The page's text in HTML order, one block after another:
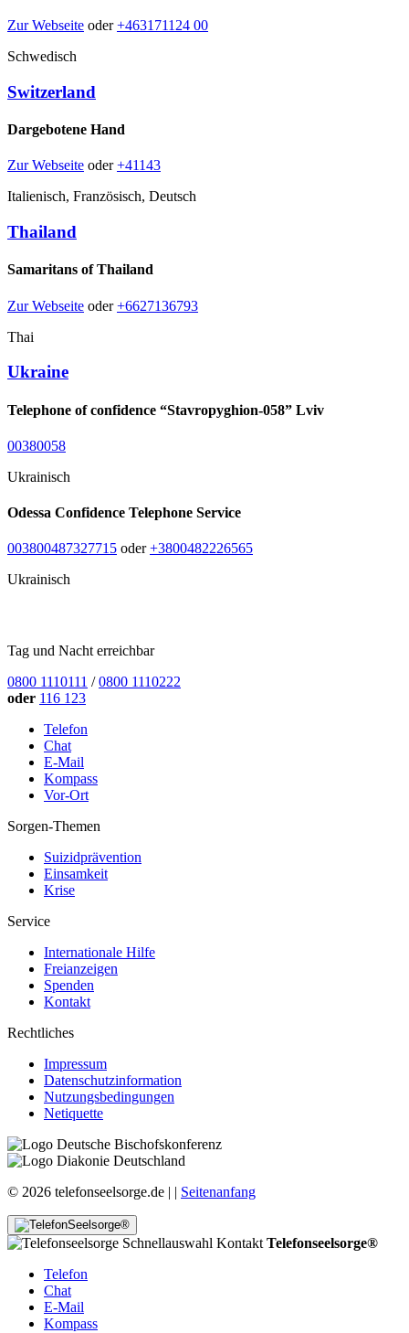
Zur Webseite oder +463171124 00
Schwedisch
Switzerland
Dargebotene Hand
Zur Webseite oder +41143
Italienisch, Französisch, Deutsch
Thailand
Samaritans of Thailand
Zur Webseite oder +6627136793
Thai
Ukraine
Telephone of confidence “Stavropyghion-058” Lviv
00380058
Ukrainisch
Odessa Confidence Telephone Service
003800487327715 oder +3800482226565
Ukrainisch
Tag und Nacht erreichbar
0800 1110111 /0800 1110222
oder 116 123
Telefon
Chat
E-Mail
Kompass
Vor-Ort
Sorgen-Themen
Suizidprävention
Einsamkeit
Krise
Service
Internationale Hilfe
Freianzeigen
Spenden
Kontakt
Rechtliches
Impressum
Datenschutzinformation
Nutzungsbedingungen
Netiquette
© 2026 telefonseelsorge.de | Seitenanfang
Telefonseelsorge®
Telefon
Chat
E-Mail
Kompass